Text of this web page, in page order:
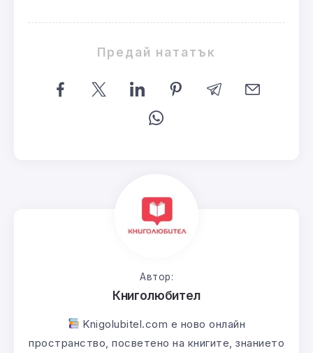
Предай нататък
Автор:
Книголюбител
Knigolubitel.com е ново онлайн
пространство, посветено на книгите, знанието